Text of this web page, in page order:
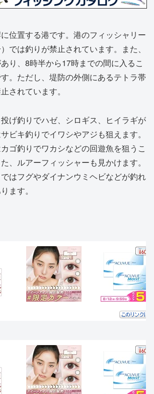
位置する港です。港のフィッシャリー
では釣りが禁止されています。また、
り、8時半から17時までの間に入るこ
。ただし、堤防の外側にあるテトラ帯
されています。
げ釣りでハゼ、シロギス、ヒイラギが
ビキ釣りでイワシやアジも狙えます。
ゴ釣りでワカシなどの回遊魚を狙うこ
、ルアーフィッシャーも見かけます。
はフグやダイナンウミヘビなどが釣れ
ます。